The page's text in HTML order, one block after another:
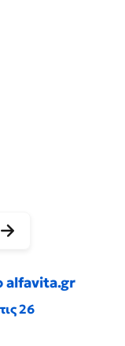
alfavita.gr
26